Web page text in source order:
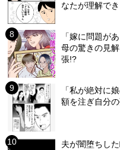
なたが理解でき
「嫁に問題が
母の驚きの見
張!?
「私が絶対に
額を注ぎ自分
夫が闇堕ちし